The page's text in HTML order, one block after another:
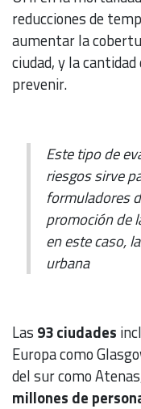
reducciones de
aumentar la
ciudad, y la
prevenir.
Este tipo de
riesgos sirve
formuladores
promoción de
en este caso,
urbana
Las 93 ciudades
Europa como
del sur como
millones de